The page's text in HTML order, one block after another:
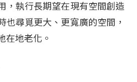
，執行長期望在現有空間創造
也尋覓更大、更寬廣的空間，
在地老化。